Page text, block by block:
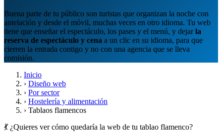
Buena parte de tu público son turistas que organizan la noche con
antelación y desde el móvil, muchas veces en otro idioma. Tu web
tiene que enseñar el espectáculo, los pases y el menú, y dejarla
reserva de espectáculo y cena a un clic en su idioma, para que
cierren la entrada contigo y no con una agencia que se lleva
comisión.
Inicio
› Diseño web
› Por sector
› Hostelería y alimentación
› Tablaos flamencos
💃 ¿Quieres ver cómo quedaría la web de tu tablao flamenco?